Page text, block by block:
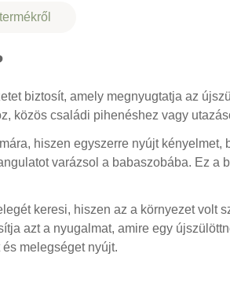
biztosít, amely megnyugtatja az
közös családi pihenéshez vagy
hiszen egyszerre nyújt
varázsol a babaszobába. Ez a
keresi, hiszen az a környezet volt
azt a nyugalmat, amire egy
melegséget nyújt.